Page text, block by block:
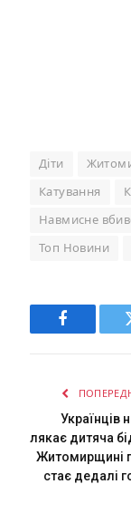
Діти
Катування
Навмисне
Топ Новини
Facebook
Українців
лякає дитяча
Житомирщині
стає дедалі